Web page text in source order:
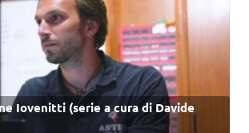
Iovenitti (serie a cura di Davide